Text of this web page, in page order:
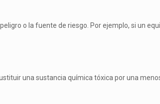
o la fuente de riesgo. Por ejemplo, si un
una sustancia química tóxica por una